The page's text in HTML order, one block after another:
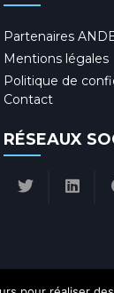
Partenaires
Mentions légales
Politique de
Contact
RÉSEAUX